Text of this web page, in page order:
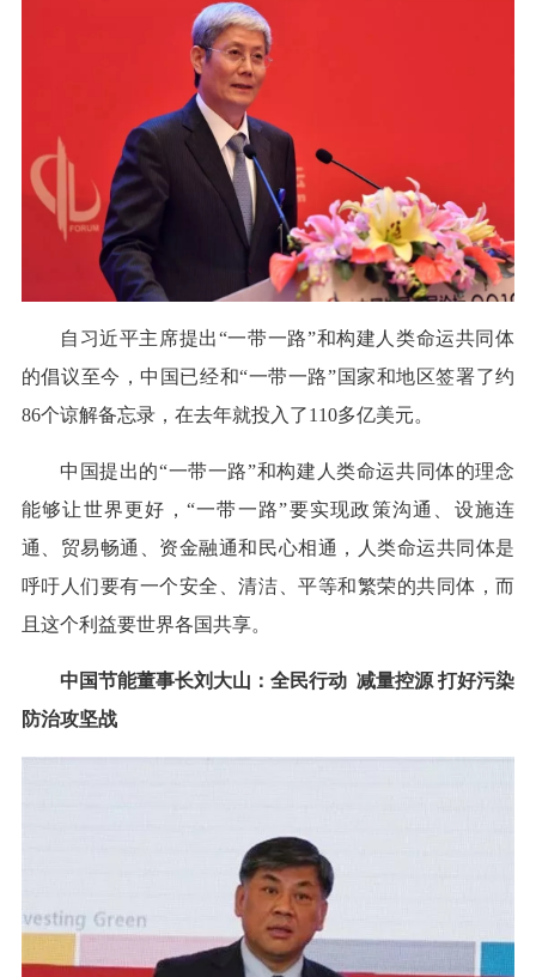
自习近平主席提出“一带一路”和构建人类命运共同体
的倡议至今，中国已经和“一带一路”国家和地区签署了约
86个谅解备忘录，在去年就投入了110多亿美元。
中国提出的“一带一路”和构建人类命运共同体的理念
能够让世界更好，“一带一路”要实现政策沟通、设施连
通、贸易畅通、资金融通和民心相通，人类命运共同体是
呼吁人们要有一个安全、清洁、平等和繁荣的共同体，而
且这个利益要世界各国共享。
中国节能董事长刘大山：全民行动 减量控源 打好污染
防治攻坚战